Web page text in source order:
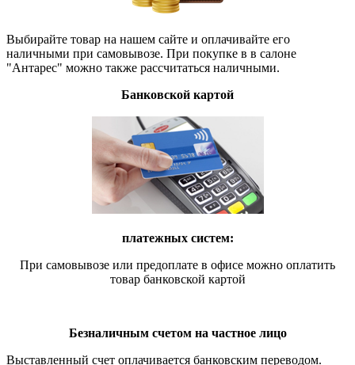
Выбирайте товар на нашем сайте и оплачивайте его
наличными при самовывозе. При покупке в в салоне
"Антарес" можно также рассчитаться наличными.
Банковской картой
платежных систем:
При самовывозе или предоплате в офисе можно оплатить
товар банковской картой
Безналичным счетом на частное лицо
Выставленный счет оплачивается банковским переводом.